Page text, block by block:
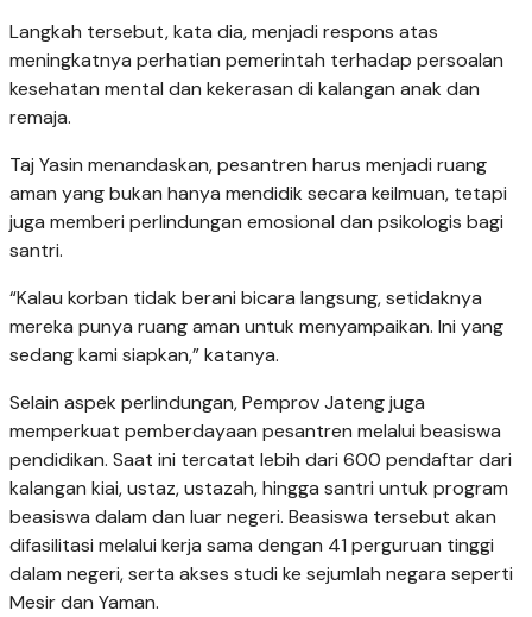
Langkah tersebut, kata dia, menjadi respons atas
meningkatnya perhatian pemerintah terhadap persoalan
kesehatan mental dan kekerasan di kalangan anak dan
remaja.
Taj Yasin menandaskan, pesantren harus menjadi ruang
aman yang bukan hanya mendidik secara keilmuan, tetapi
juga memberi perlindungan emosional dan psikologis bagi
santri.
“Kalau korban tidak berani bicara langsung, setidaknya
mereka punya ruang aman untuk menyampaikan. Ini yang
sedang kami siapkan,” katanya.
Selain aspek perlindungan, Pemprov Jateng juga
memperkuat pemberdayaan pesantren melalui beasiswa
pendidikan. Saat ini tercatat lebih dari 600 pendaftar dari
kalangan kiai, ustaz, ustazah, hingga santri untuk program
beasiswa dalam dan luar negeri. Beasiswa tersebut akan
difasilitasi melalui kerja sama dengan 41 perguruan tinggi
dalam negeri, serta akses studi ke sejumlah negara seperti
Mesir dan Yaman.